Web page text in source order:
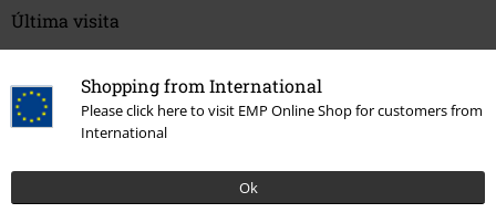
Shopping from International
Please click here to visit EMP Online Shop for customers from
International
Ok
Última visita